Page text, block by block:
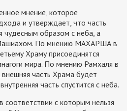
мнение, которое
и утверждает, что часть
чудесным образом с неба, а
По мнению МАХАРША в
Храму присоединятся
мира. По мнению Рамхаля в
часть Храма будет
часть спустится с неба.
соответствии с которым нельзя